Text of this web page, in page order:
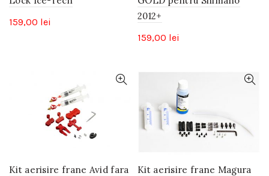
159,00 lei
2012+
159,00 lei
Kit aerisire frane Avid fara
Kit aerisire frane Magura